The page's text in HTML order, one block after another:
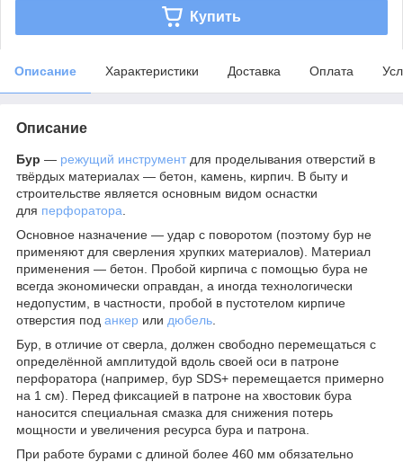
Купить
Описание Характеристики Доставка Оплата
Описание
Бур — режущий инструмент для проделывания отверстий в
твёрдых материалах — бетон, камень, кирпич. В быту и
строительстве является основным видом оснастки
для перфоратора
Основное назначение — удар с поворотом (поэтому бур не
применяют для сверления хрупких материалов). Материал
применения — бетон. Пробой кирпича с помощью бура не
всегда экономически оправдан, а иногда технологически
недопустим, в частности, пробой в пустотелом кирпиче
отверстия под анкер или дюбель
Бур, в отличие от сверла, должен свободно перемещаться с
определённой амплитудой вдоль своей оси в патроне
перфоратора (например, бур SDS+ перемещается примерно
на 1 см). Перед фиксацией в патроне на хвостовик бура
наносится специальная смазка для снижения потерь
мощности и увеличения ресурса бура и патрона.
При работе бурами с длиной более 460 мм обязательно